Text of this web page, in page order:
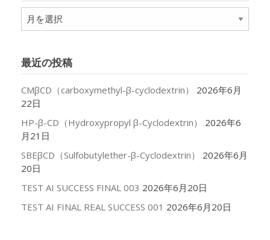
ア
ー
ブ
最近の投稿
CMβCD（carboxymethyl-β-cyclodextrin）
2026年6月
22日
HP-β-CD（Hydroxypropyl β-Cyclodextrin）
2026年6
月21日
SBEβCD（Sulfobutylether-β-Cyclodextrin）
2026年6月
20日
TEST AI SUCCESS FINAL 003 2026年6月20日
TEST AI FINAL REAL SUCCESS 001 2026年6月20日